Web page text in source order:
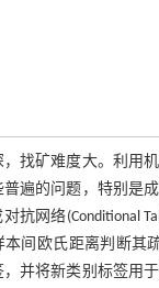
找矿难度大。利用
遍的问题，特别是
抗网络(Conditional
间欧氏距离判断
并将新类别标签用